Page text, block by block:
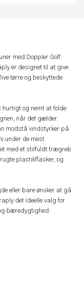
med Doppler Golf
er designet til at give
tørre og beskyttede
hurtigt og nemt at folde
når det gælder.
modstå vindstyrker på
under de mest
med et stilfuldt trægreb
plastikflasker, og
eller bare ønsker at gå
det ideelle valg for
bæredygtighed.